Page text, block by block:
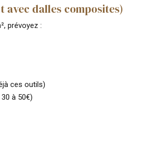
avec dalles composites)
prévoyez :
ces outils)
à 50€)